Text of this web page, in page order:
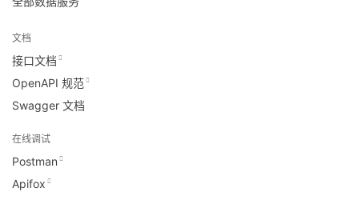
文档
接口文档
OpenAPI 规范
Swagger 文档
在线调试
Postman
Apifox